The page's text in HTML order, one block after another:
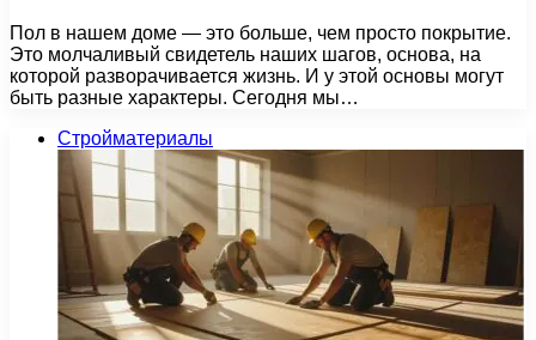
Пол в нашем доме — это больше, чем просто покрытие.
Это молчаливый свидетель наших шагов, основа, на
которой разворачивается жизнь. И у этой основы могут
быть разные характеры. Сегодня мы…
Стройматериалы